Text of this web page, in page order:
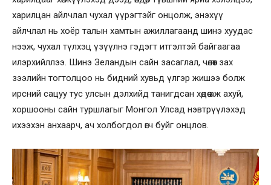
харилцан айлчлал чухал үүрэгтэйг онцолж, энэхүү
айлчлал нь хоёр талын хамтын ажиллагаанд шинэ хуудас
нээж, чухал түлхэц үзүүлнэ гэдэгт итгэлтэй байгаагаа
илэрхийллээ. Шинэ Зеландын сайн засаглал, чөлөөт зах
зээлийн тогтолцоо нь бидний хувьд үлгэр жишээ болж
ирсний сацуу тус улсын дэлхийд танигдсан хөдөө аж ахуй,
хоршооны сайн туршлагыг Монгол Улсад нэвтрүүлэхэд
ихээхэн анхаарч, ач холбогдол өгч буйг онцлов.